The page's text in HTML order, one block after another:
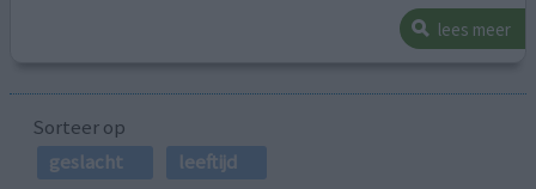
lees meer
Sorteer op
geslacht
leeftijd